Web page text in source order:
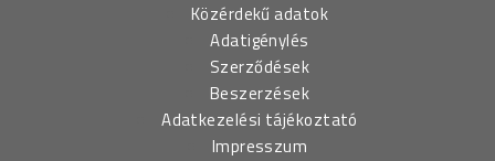
Közérdekű adatok
Adatigénylés
Szerződések
Beszerzések
Adatkezelési tájékoztató
Impresszum